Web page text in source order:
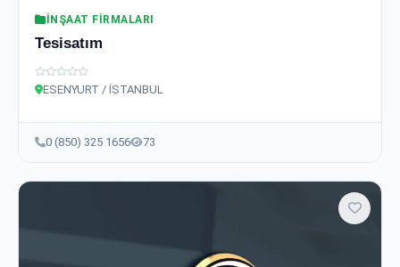
İNŞAAT FIRMALARI
Tesisatım
ESENYURT / İSTANBUL
0 (850) 325 1656 73